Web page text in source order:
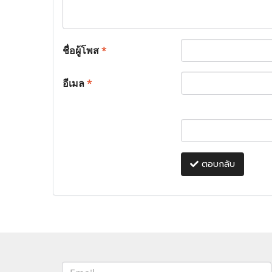
ชื่อผู้โพส*
อีเมล*
ตอบกลับ